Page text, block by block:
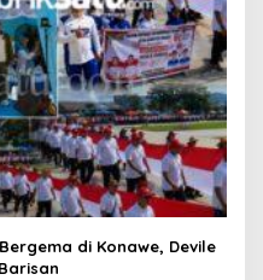
di Konawe, Devile